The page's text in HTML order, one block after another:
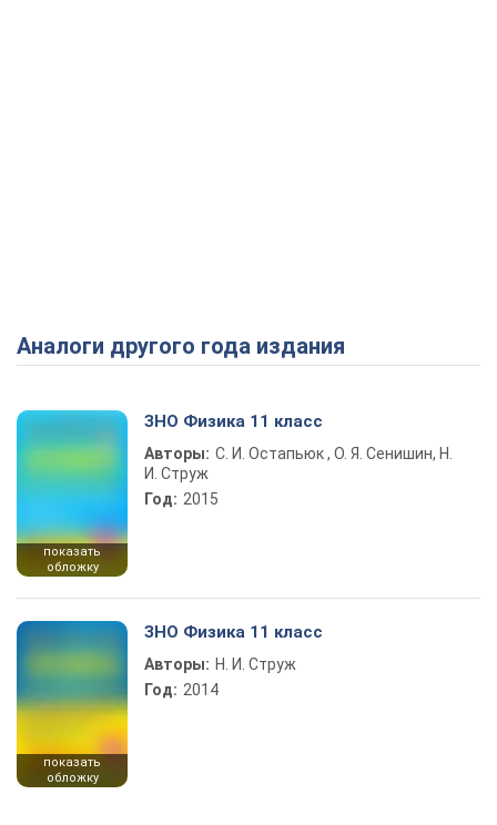
Аналоги другого года издания
показать
обложку
ЗНО Физика 11 класс
Авторы: С. И. Остапьюк , О. Я. Сенишин, Н.
И. Струж
Год: 2015
показать
обложку
ЗНО Физика 11 класс
Авторы: Н. И. Струж
Год: 2014